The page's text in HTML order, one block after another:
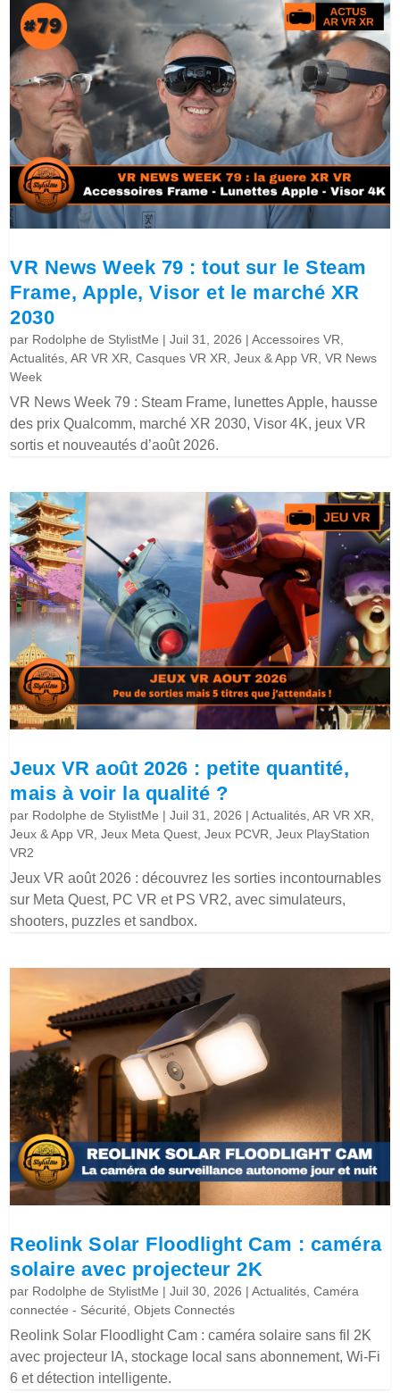
VR News Week 79 : tout sur le Steam
Frame, Apple, Visor et le marché XR
2030
par Rodolphe de StylistMe |Juil 31, 2026 |Accessoires VR
Actualités ,AR VR XR ,Casques VR XR ,Jeux & App VR ,VR News
Week
VR News Week 79 : Steam Frame, lunettes Apple, hausse
des prix Qualcomm, marché XR 2030, Visor 4K, jeux VR
sortis et nouveautés d’août 2026.
Jeux VR août 2026 : petite quantité,
mais à voir la qualité ?
par Rodolphe de StylistMe |Juil 31, 2026 |Actualités ,AR VR XR
Jeux & App VR ,Jeux Meta Quest ,Jeux PCVR ,Jeux PlayStation
VR2
Jeux VR août 2026 : découvrez les sorties incontournables
sur Meta Quest, PC VR et PS VR2, avec simulateurs,
shooters, puzzles et sandbox.
Reolink Solar Floodlight Cam : caméra
solaire avec projecteur 2K
par Rodolphe de StylistMe |Juil 30, 2026 |Actualités ,Caméra
connectée - Sécurité ,Objets Connectés
Reolink Solar Floodlight Cam : caméra solaire sans fil 2K
avec projecteur IA, stockage local sans abonnement, Wi-Fi
6 et détection intelligente.